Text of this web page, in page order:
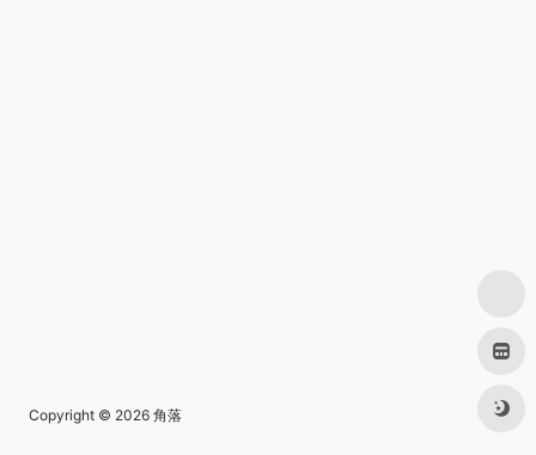
Copyright © 2026 角落